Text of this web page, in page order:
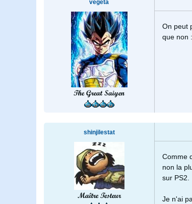
vegeta
The Great Saiyen
On peut
que non
shinjilestat
Maître Testeur
Comme
non la
sur PS2.
Je n'ai